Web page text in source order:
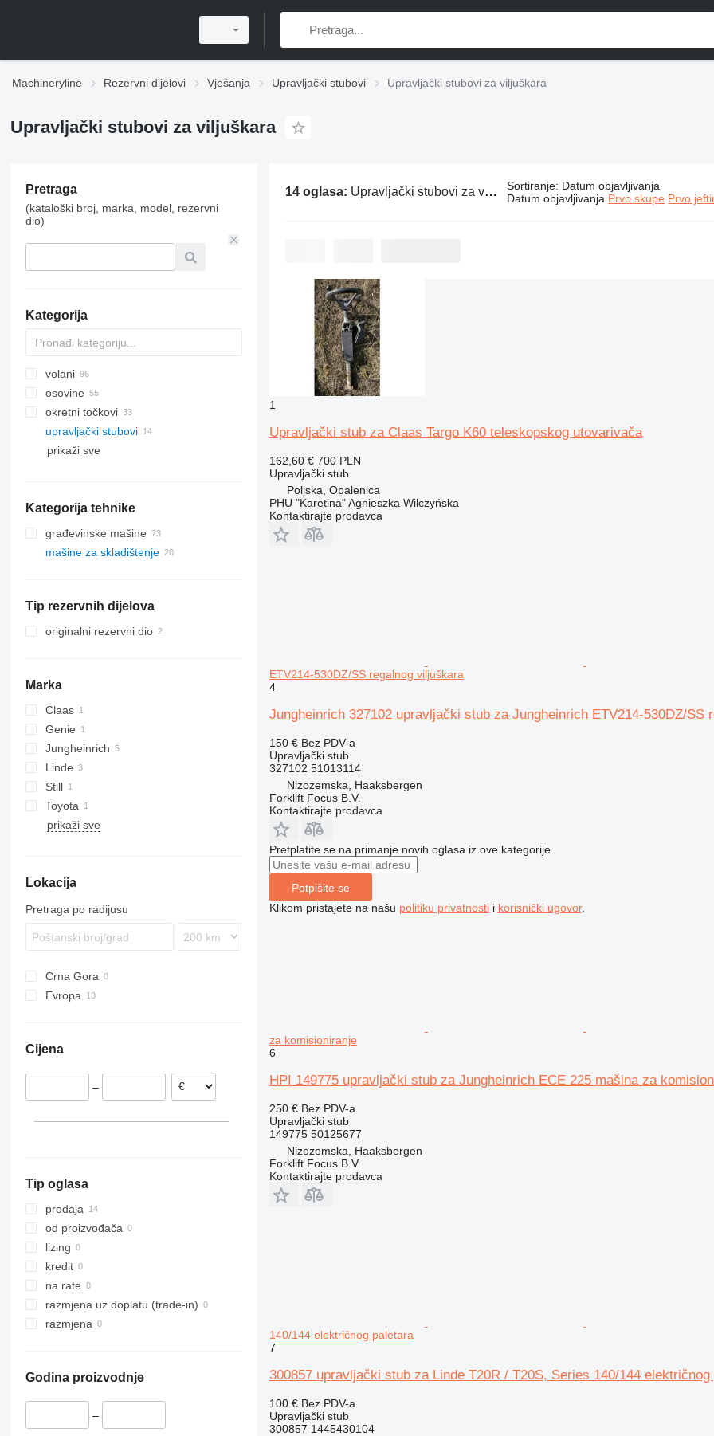
Machineryline Rezervni dijelovi Vješanja Upravljački stubovi Upravljački stubovi za viljuškara
Upravljački stubovi za viljuškara
Pretraga
(kataloški broj, marka, model, rezervni
dio)
Kategorija
volani
osovine
okretni točkovi
upravljački stubovi
gumene gusjenice
prikaži sve
Kategorija tehnike
građevinske mašine
bageri
prednji utovarivači
teleskopski prednji utovarivači
mašine za skladištenje
električni paletari
mašine za komisioniranje
Tip rezervnih dijelova
originalni rezervni dio
Marka
Claas
Targo
Genie
GTH
Jungheinrich
ECE
ETV
Linde
T-series
Still
R-series
Toyota
prikaži sve
Lokacija
Pretraga po radijusu
Crna Gora
Evropa
Poljska
Cijena
–
Tip oglasa
prodaja
od proizvođača
lizing
kredit
na rate
razmjena uz doplatu (trade-in)
razmjena
Godina proizvodnje
–
14 oglasa: Upravljački stubovi za viljuškara Sortiranje: Datum objavljivanja
Datum objavljivanja Prvo skupe Prvo
1
Upravljački stub za Claas Targo K60 teleskopskog utovarivača
162,60 € 700 PLN
Upravljački stub
Poljska, Opalenica
PHU "Karetina" Agnieszka Wilczyńska
Kontaktirajte prodavca
ETV214-530DZ/SS regalnog viljuškara
4
Jungheinrich 327102 upravljački stub za Jungheinrich ETV214-530DZ/SS
150 € Bez PDV-a
Upravljački stub
327102 51013114
Nizozemska, Haaksbergen
Forklift Focus B.V.
Kontaktirajte prodavca
Pretplatite se na primanje novih oglasa iz ove kategorije
Potpišite se
Klikom pristajete na našu politiku privatnostii korisnički ugovor.
za komisioniranje
6
HPI 149775 upravljački stub za Jungheinrich ECE 225 mašina za
250 € Bez PDV-a
Upravljački stub
149775 50125677
Nizozemska, Haaksbergen
Forklift Focus B.V.
Kontaktirajte prodavca
140/144 električnog paletara
7
300857 upravljački stub za Linde T20R / T20S, Series 140/144 električnog
100 € Bez PDV-a
Upravljački stub
300857 1445430104